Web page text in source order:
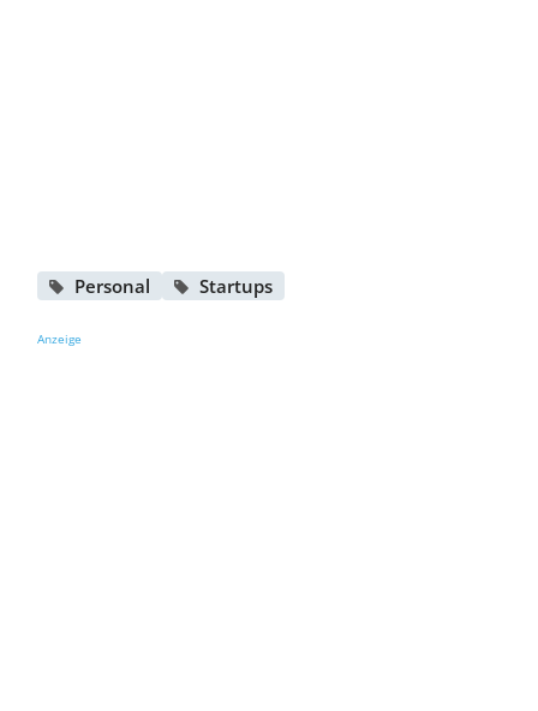
Personal Startups
Anzeige